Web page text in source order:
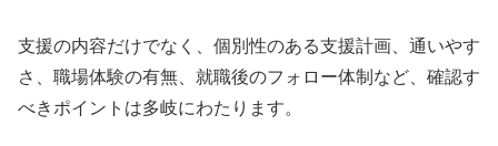
支援の内容だけでなく、個別性のある支援計画、通いやす
さ、職場体験の有無、就職後のフォロー体制など、確認す
べきポイントは多岐にわたります。